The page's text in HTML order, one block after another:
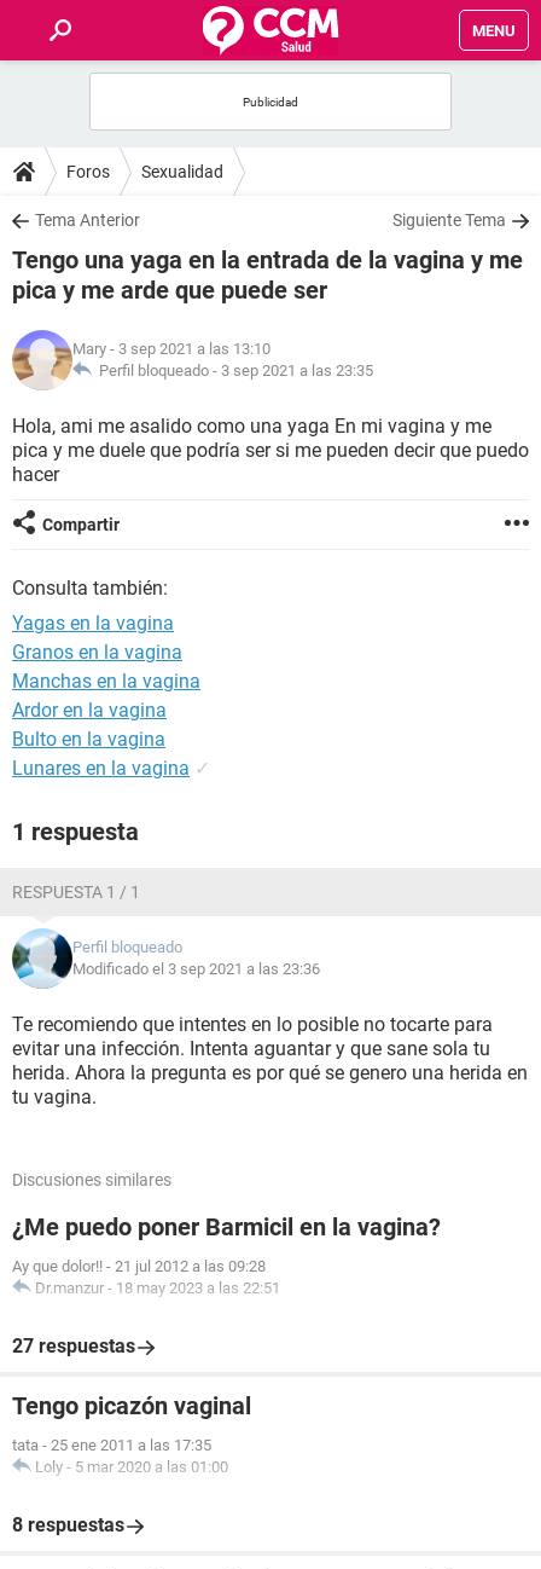
MENU
FOROS
SALUD
FAMILIA
NUTRICIÓN
SEXUALIDAD
GLOSARIO
Foros Sexualidad
Tema Anterior Siguiente Tema
Tengo una yaga en la entrada de la vagina y me
pica y me arde que puede ser
Mary - 3 sep 2021 a las 13:10
Perfil bloqueado - 3 sep 2021 a las 23:35
Hola, ami me asalido como una yaga En mi vagina y me
pica y me duele que podría ser si me pueden decir que puedo
hacer
Compartir
Consulta también:
Yagas en la vagina
Granos en la vagina
Manchas en la vagina
Ardor en la vagina
Bulto en la vagina
Lunares en la vagina ✓
1 respuesta
RESPUESTA 1 / 1
Perfil bloqueado
Modificado el 3 sep 2021 a las 23:36
Te recomiendo que intentes en lo posible no tocarte para
evitar una infección. Intenta aguantar y que sane sola tu
herida. Ahora la pregunta es por qué se genero una herida en
tu vagina.
Discusiones similares
¿Me puedo poner Barmicil en la vagina?
Ay que dolor!! - 21 jul 2012 a las 09:28
Dr.manzur - 18 may 2023 a las 22:51
27 respuestas
Tengo picazón vaginal
tata - 25 ene 2011 a las 17:35
Loly - 5 mar 2020 a las 01:00
8 respuestas